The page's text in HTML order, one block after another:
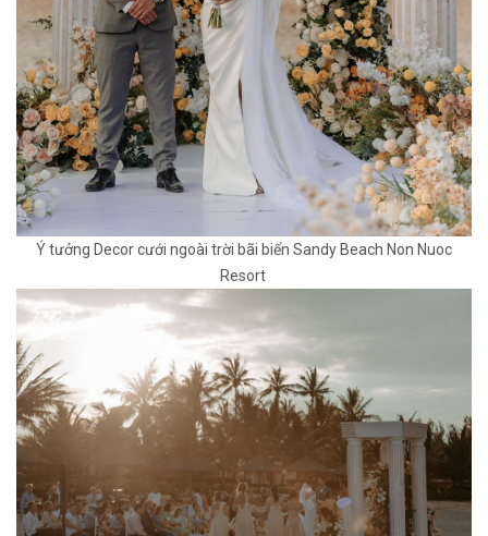
Ý tưởng Decor cưới ngoài trời bãi biển Sandy Beach Non Nuoc
Resort